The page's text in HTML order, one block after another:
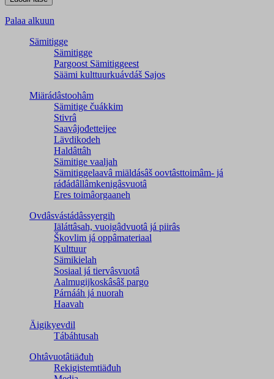
Palaa alkuun
Sämitigge
Sämitigge
Pargoost Sämitiggeest
Säämi kulttuurkuávdáš Sajos
Miärádâstoohâm
Sämitige čuákkim
Stivrâ
Saavâjođetteijee
Lävdikodeh
Haldâttâh
Sämitige vaaljah
Sämitiggelaavâ miäldásâš oovtâsttoimâm- já
ráđádâllâmkenigâsvuotâ
Eres toimâorgaaneh
Ovdâsvástádâssyergih
Iäláttâsah, vuoigâdvuotâ já piirâs
Škovlim já oppâmateriaal
Kulttuur
Sämikielah
Sosiaal já tiervâsvuotâ
Aalmugijkoskâsâš pargo
Párnááh já nuorah
Haavah
Äigikyevdil
Tábáhtusah
Ohtâvuotâtiäđuh
Rekigistemtiäđuh